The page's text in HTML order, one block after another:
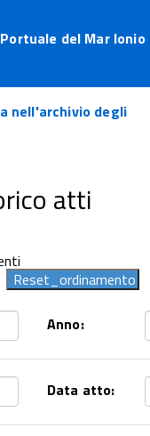
del Mar Ionio
nell'archivio degli
atti
Anno:
Data atto: